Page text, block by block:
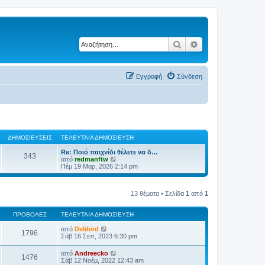
Αναζήτηση
Σύνδεση
Εγγραφή
ΔΗΜΟΣΙΕΎΣΕΙΣ ΤΕΛΕΥΤΑΊΑ ΔΗΜΟΣΊΕΥΣΗ
343
Re: Ποιό παιχνίδι θέλετε να δ…
από redmanftw
ρ
ο
τ
η
ς
ε
λ
υ
Πέμ 19 Μαρ, 2026 2:14 pm
13 θέματα • Σελίδα 1 από 1
ΠΡΟΒΟΛΈΣ ΤΕΛΕΥΤΑΊΑ ΔΗΜΟΣΊΕΥΣΗ
1796 από Delibird
Σάβ 16 Σεπ, 2023 6:30 pm
1476 από Andreecko
Σάβ 12 Νοέμ, 2022 12:43 am